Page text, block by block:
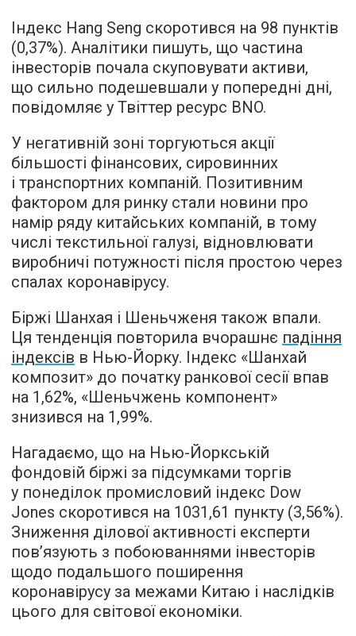
Індекс Hang Seng скоротився на 98 пунктів
(0,37%). Аналітики пишуть, що частина
інвесторів почала скуповувати активи,
що сильно подешевшали у попередні дні,
повідомляє у Твіттер ресурс BNO.
У негативній зоні торгуються акції
більшості фінансових, сировинних
і транспортних компаній. Позитивним
фактором для ринку стали новини про
намір ряду китайських компаній, в тому
числі текстильної галузі, відновлювати
виробничі потужності після простою через
спалах коронавірусу.
Біржі Шанхая і Шеньчженя також впали.
Ця тенденція повторила вчорашнє падіння
індексів в Нью-Йорку. Індекс «Шанхай
композит» до початку ранкової сесії впав
на 1,62%, «Шеньчжень компонент»
знизився на 1,99%.
Нагадаємо, що на Нью-Йоркській
фондовій біржі за підсумками торгів
у понеділок промисловий індекс Dow
Jones скоротився на 1031,61 пункту (3,56%).
Зниження ділової активності експерти
пов’язують з побоюваннями інвесторів
щодо подальшого поширення
коронавірусу за межами Китаю і наслідків
цього для світової економіки.